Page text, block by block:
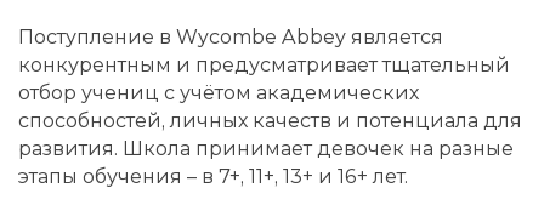
Поступление в Wycombe Abbey является
конкурентным и предусматривает тщательный
отбор учениц с учётом академических
способностей, личных качеств и потенциала для
развития. Школа принимает девочек на разные
этапы обучения – в 7+, 11+, 13+ и 16+ лет.